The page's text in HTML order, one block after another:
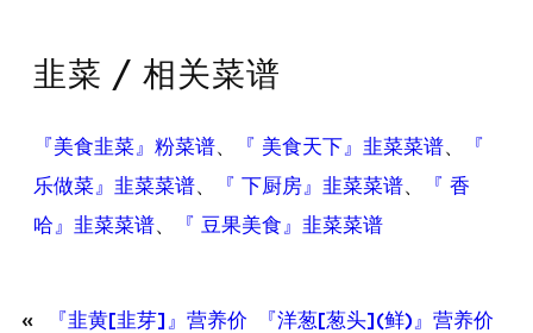
韭菜 / 相关菜谱
『美食韭菜』粉菜谱、 『 美食天下』韭菜菜谱、
『
乐做菜』韭菜菜谱、 『 下厨房』韭菜菜谱、
『 香
哈』韭菜菜谱、 『 豆果美食』韭菜菜谱
«
『韭黄[韭芽]』营养价
『洋葱[葱头](鲜)』营养价